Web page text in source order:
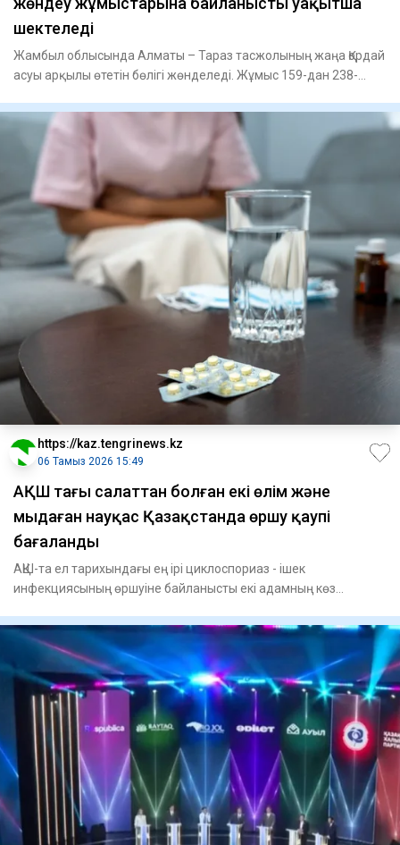
шектеледі
Жамбыл облысында Алматы – Тараз тасжолының жаңа Қордай
асуы арқылы өтетін бөлігі жөнделеді. Жұмыс 159-дан 238-
https://kaz.tengrinews.kz
06 Тамыз 2026 15:49
АҚШ тағы салаттан болған екі өлім және
мыңдаған науқас Қазақстанда өршу қаупі
бағаланды
АҚШ-та ел тарихындағы ең ірі циклоспориаз - ішек
инфекциясының өршуіне байланысты екі адамның көз